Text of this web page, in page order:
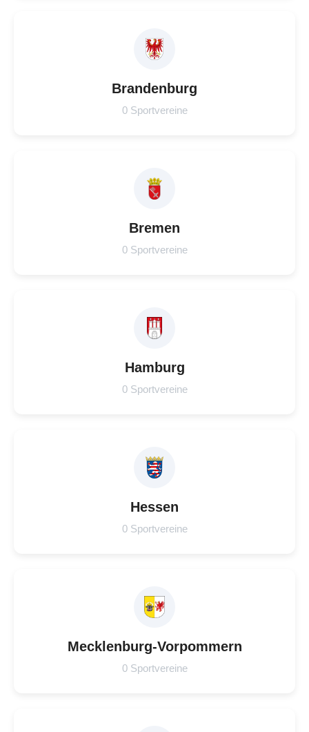
Brandenburg
0 Sportvereine
Bremen
0 Sportvereine
Hamburg
0 Sportvereine
Hessen
0 Sportvereine
Mecklenburg-Vorpommern
0 Sportvereine